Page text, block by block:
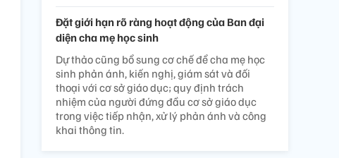
Đặt giới hạn rõ ràng hoạt động của Ban đại
diện cha mẹ học sinh
Dự thảo cũng bổ sung cơ chế để cha mẹ học
sinh phản ánh, kiến nghị, giám sát và đối
thoại với cơ sở giáo dục; quy định trách
nhiệm của người đứng đầu cơ sở giáo dục
trong việc tiếp nhận, xử lý phản ánh và công
khai thông tin.